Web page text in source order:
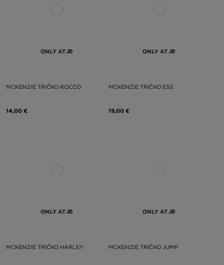
ONLY AT
MCKENZIE TRIČKO ROCCO
14,00 €
ONLY AT
MCKENZIE TRIČKO ESS
19,00 €
ONLY AT
MCKENZIE TRIČKO HARLEY
ONLY AT
MCKENZIE TRIČKO JUMP